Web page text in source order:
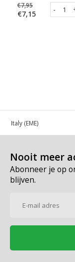
€7,95
€7,15 -
in Italy (EME)
Nooit meer
Abonneer je op
blijven.